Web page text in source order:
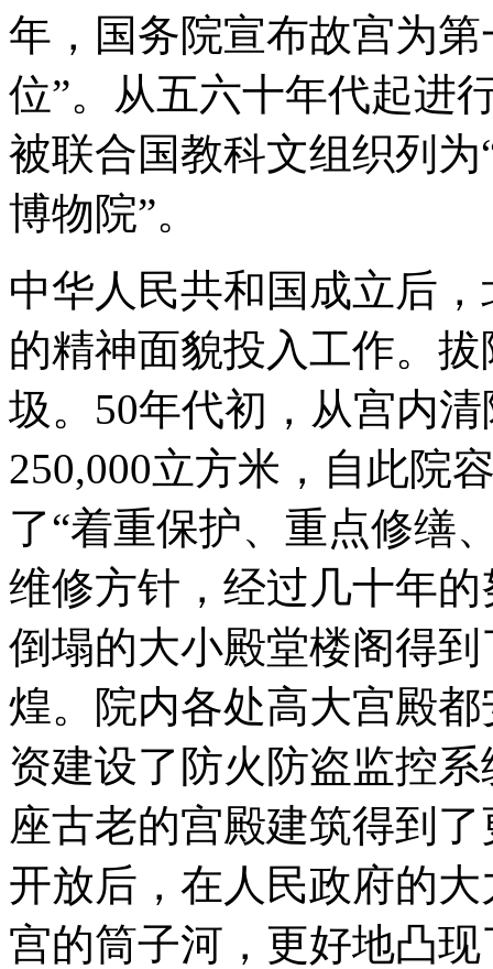
年，国务院宣布故宫为
位”。从五六十年代起进
被联合国教科文组织列
博物院”。
中华人民共和国成立后
的精神面貌投入工作。
圾。50年代初，从宫内
250,000立方米，自此院
了“着重保护、重点修缮
维修方针，经过几十年
倒塌的大小殿堂楼阁得
煌。院内各处高大宫殿
资建设了防火防盗监控
座古老的宫殿建筑得到
开放后，在人民政府的
宫的筒子河，更好地凸